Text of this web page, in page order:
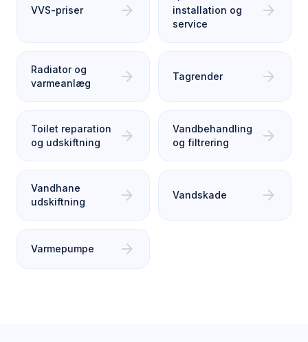
VVS-priser arrow_forward
installation og
service
arrow_forward
Radiator og
varmeanlæg
arrow_forward Tagrender arrow_forward
Toilet reparation
og udskiftning
arrow_forward
Vandbehandling
og filtrering
arrow_forward
Vandhane
udskiftning
arrow_forward Vandskade arrow_forward
Varmepumpe arrow_forward